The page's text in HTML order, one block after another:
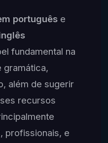
portuguêse
fundamental na
gramática,
além de sugerir
recursos
profissionais, e